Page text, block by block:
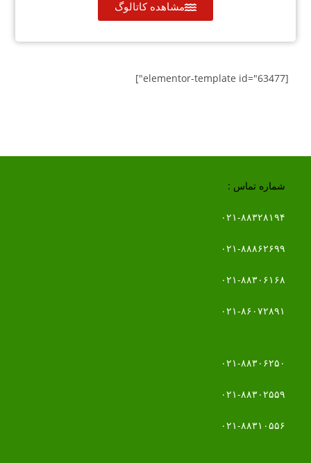
مشاهده کاتالوگ
[elementor-template id="63477"]
شماره تماس :
۰۲۱-۸۸۳۲۸۱۹۴
۰۲۱-۸۸۸۶۲۶۹۹
۰۲۱-۸۸۳۰۶۱۶۸
۰۲۱-۸۶۰۷۲۸۹۱
۰۲۱-۸۸۳۰۶۲۵۰
۰۲۱-۸۸۳۰۲۵۵۹
۰۲۱-۸۸۳۱۰۵۵۶